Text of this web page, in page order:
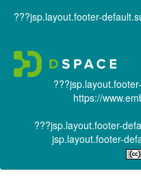
???jsp.layout.footer-
https://
???jsp.layout.footer-
jsp.layout.footer-